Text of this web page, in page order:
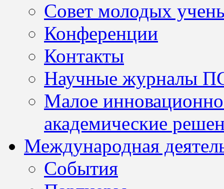
Совет молодых
Конференции
Контакты
Научные журналы
Малое
академические
Международная
События